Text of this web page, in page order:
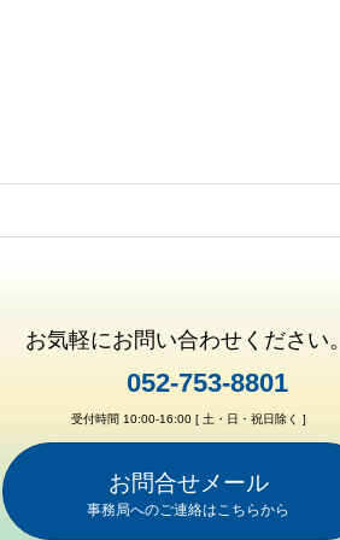
お気軽にお問い合わせください。
052-753-8801
受付時間 10:00-16:00 [ 土・日・祝日除く ]
お問合せメール
事務局へのご連絡はこちらから